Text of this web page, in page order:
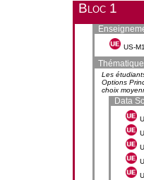
Bloc 1
US-
Les
Options
choix
Data